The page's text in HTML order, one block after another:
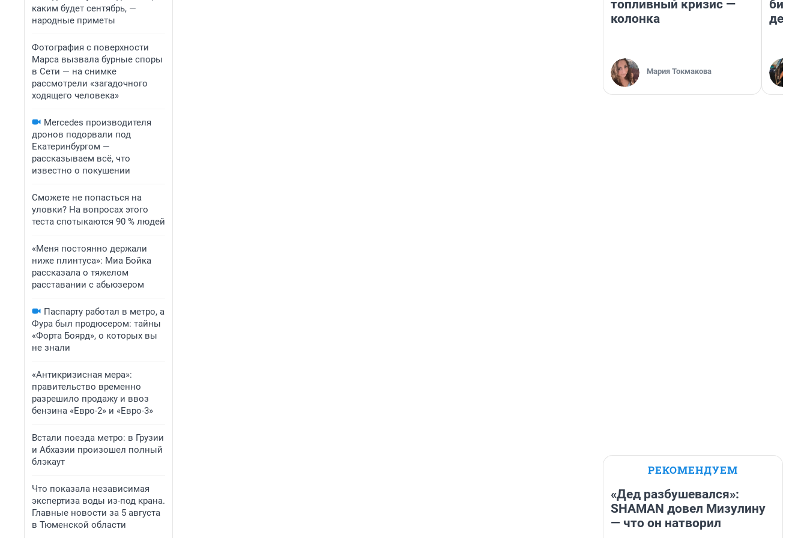
каким будет сентябрь, —
народные приметы
Фотография с поверхности
Марса вызвала бурные споры
в Сети — на снимке
рассмотрели «загадочного
ходящего человека»
Mercedes производителя
дронов подорвали под
Екатеринбургом —
рассказываем всё, что
известно о покушении
Сможете не попасться на
уловки? На вопросах этого
теста спотыкаются 90 % людей
«Меня постоянно держали
ниже плинтуса»: Миа Бойка
рассказала о тяжелом
расставании с абьюзером
Паспарту работал в метро, а
Фура был продюсером: тайны
«Форта Боярд», о которых вы
не знали
«Антикризисная мера»:
правительство временно
разрешило продажу и ввоз
бензина «Евро-2» и «Евро-3»
Встали поезда метро: в Грузии
и Абхазии произошел полный
блэкаут
Что показала независимая
экспертиза воды из-под крана.
Главные новости за 5 августа
в Тюменской области
топливный кризис —
колонка
Мария Токмакова
РЕКОМЕНДУЕМ
«Дед разбушевался»:
SHAMAN довел Мизулину
— что он натворил